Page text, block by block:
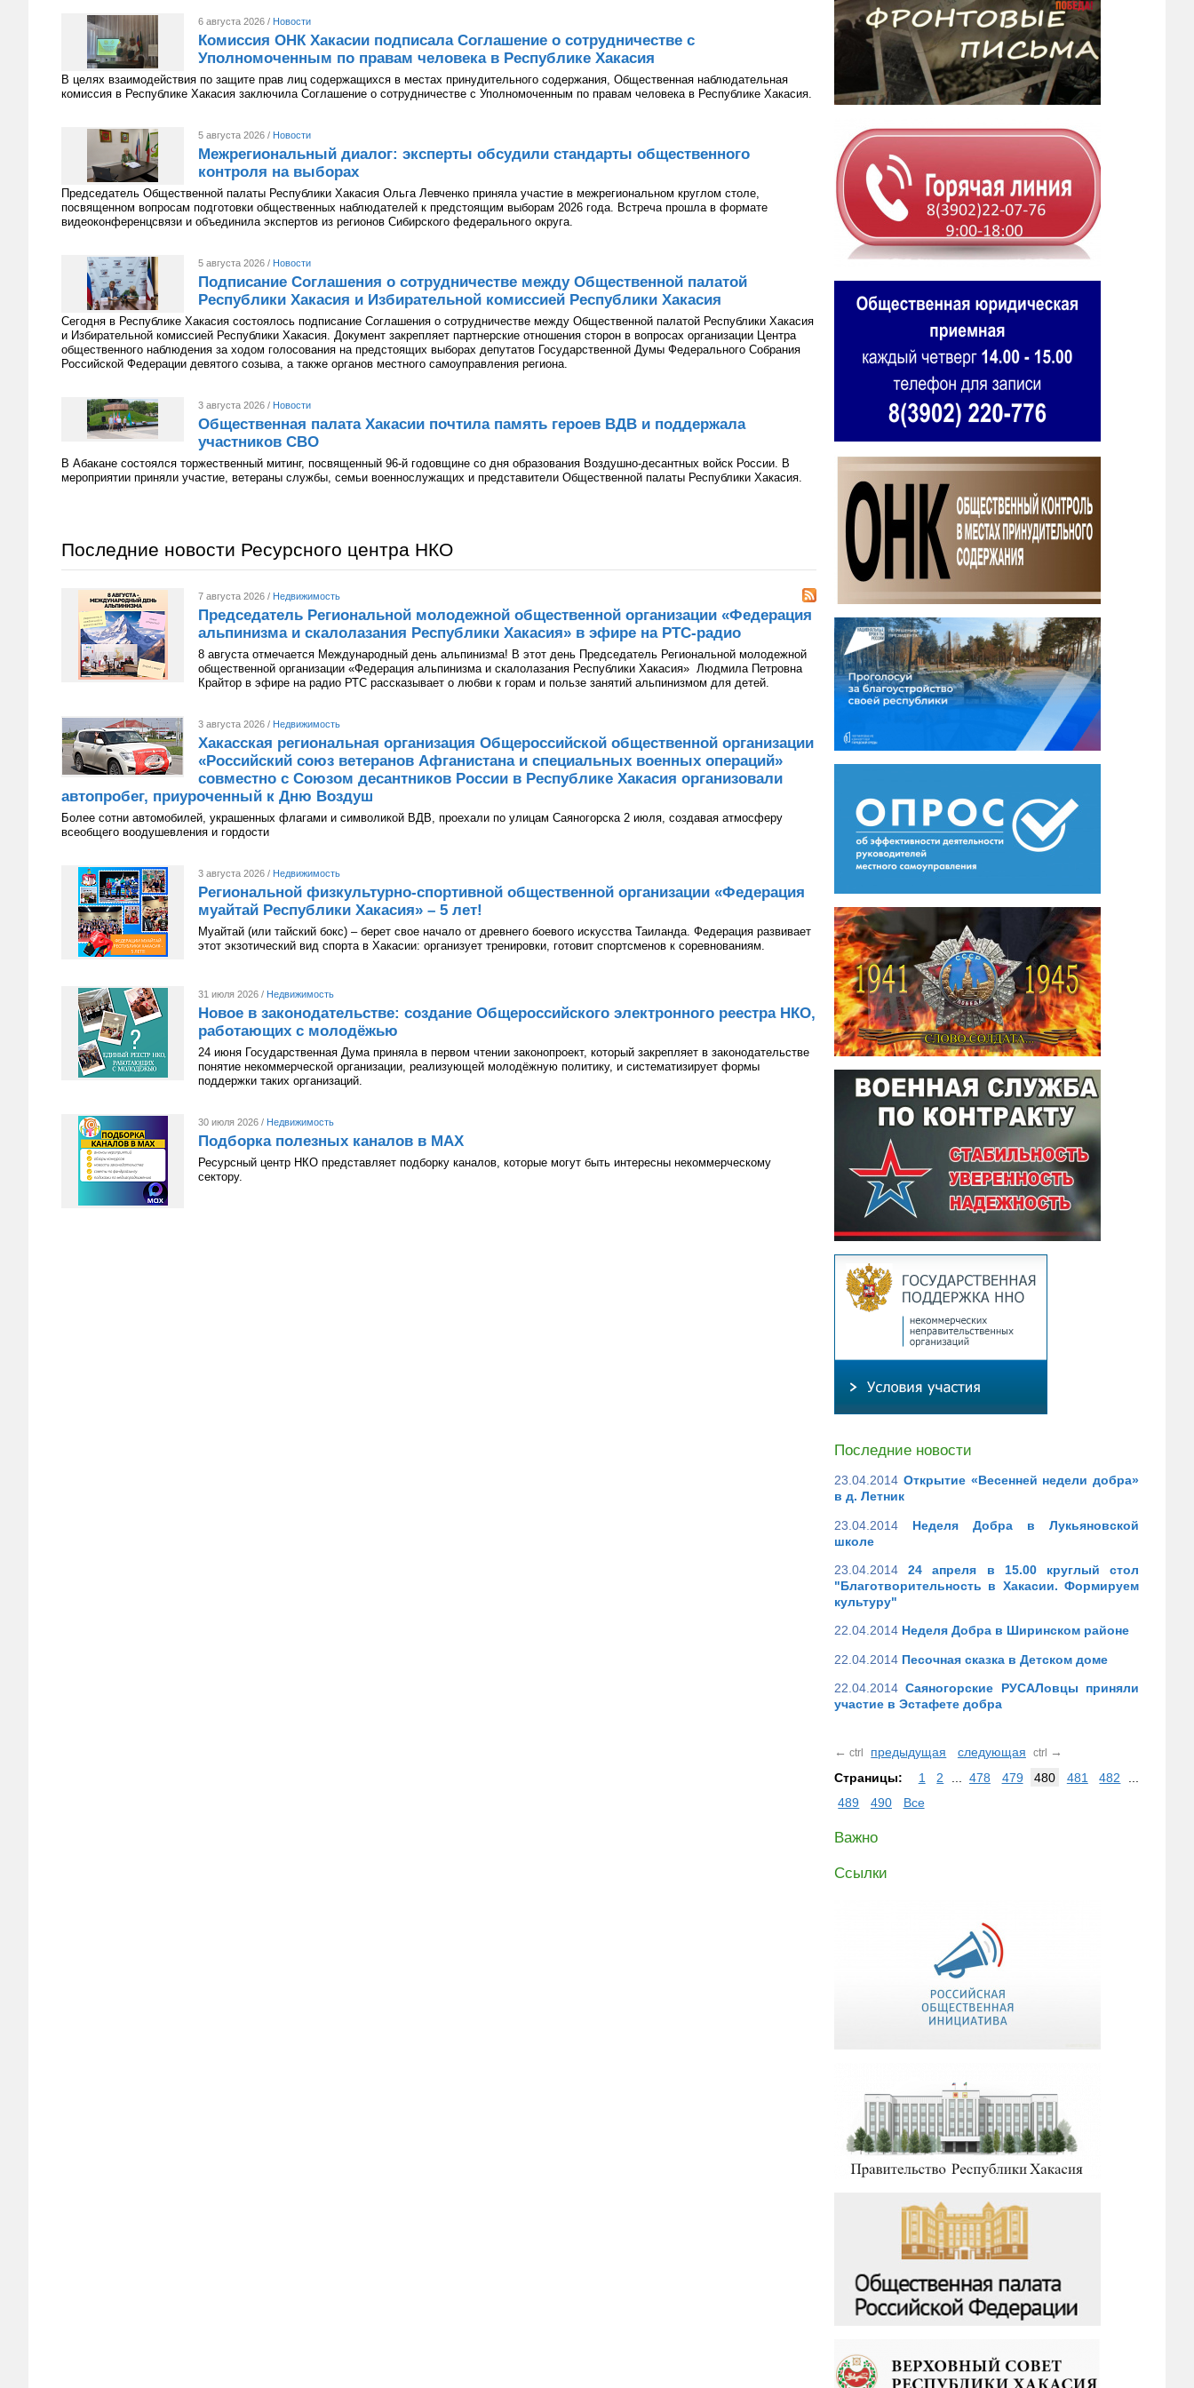
6 августа 2026 / Новости
Комиссия ОНК Хакасии подписала Соглашение о сотрудничестве с
Уполномоченным по правам человека в Республике Хакасия
В целях взаимодействия по защите прав лиц содержащихся в местах принудительного содержания, Общественная наблюдательная
комиссия в Республике Хакасия заключила Соглашение о сотрудничестве с Уполномоченным по правам человека в Республике Хакасия.
5 августа 2026 / Новости
Межрегиональный диалог: эксперты обсудили стандарты общественного
контроля на выборах
Председатель Общественной палаты Республики Хакасия Ольга Левченко приняла участие в межрегиональном круглом столе,
посвященном вопросам подготовки общественных наблюдателей к предстоящим выборам 2026 года. Встреча прошла в формате
видеоконференцсвязи и объединила экспертов из регионов Сибирского федерального округа.
5 августа 2026 / Новости
Подписание Соглашения о сотрудничестве между Общественной палатой
Республики Хакасия и Избирательной комиссией Республики Хакасия
Сегодня в Республике Хакасия состоялось подписание Соглашения о сотрудничестве между Общественной палатой Республики Хакасия
и Избирательной комиссией Республики Хакасия. Документ закрепляет партнерские отношения сторон в вопросах организации Центра
общественного наблюдения за ходом голосования на предстоящих выборах депутатов Государственной Думы Федерального Собрания
Российской Федерации девятого созыва, а также органов местного самоуправления региона.
3 августа 2026 / Новости
Общественная палата Хакасии почтила память героев ВДВ и поддержала
участников СВО
В Абакане состоялся торжественный митинг, посвященный 96-й годовщине со дня образования Воздушно-десантных войск России. В
мероприятии приняли участие, ветераны службы, семьи военнослужащих и представители Общественной палаты Республики Хакасия.
Последние новости Ресурсного центра НКО
7 августа 2026 / Недвижимость
Председатель Региональной молодежной общественной организации «Федерация
альпинизма и скалолазания Республики Хакасия» в эфире на РТС-радио
8 августа отмечается Международный день альпинизма! В этот день Председатель Региональной молодежной
общественной организации «Федерация альпинизма и скалолазания Республики Хакасия» Людмила Петровна
Крайтор в эфире на радио РТС рассказывает о любви к горам и пользе занятий альпинизмом для детей.
3 августа 2026 / Недвижимость
Хакасская региональная организация Общероссийской общественной организации
«Российский союз ветеранов Афганистана и специальных военных операций»
совместно с Союзом десантников России в Республике Хакасия организовали
автопробег, приуроченный к Дню Воздуш
Более сотни автомобилей, украшенных флагами и символикой ВДВ, проехали по улицам Саяногорска 2 июля, создавая атмосферу
всеобщего воодушевления и гордости
3 августа 2026 / Недвижимость
Региональной физкультурно-спортивной общественной организации «Федерация
муайтай Республики Хакасия» – 5 лет!
Муайтай (или тайский бокс) – берет свое начало от древнего боевого искусства Таиланда. Федерация развивает
этот экзотический вид спорта в Хакасии: организует тренировки, готовит спортсменов к соревнованиям.
31 июля 2026 / Недвижимость
Новое в законодательстве: создание Общероссийского электронного реестра НКО,
работающих с молодёжью
24 июня Государственная Дума приняла в первом чтении законопроект, который закрепляет в законодательстве
понятие некоммерческой организации, реализующей молодёжную политику, и систематизирует формы
поддержки таких организаций.
30 июля 2026 / Недвижимость
Подборка полезных каналов в МАХ
Ресурсный центр НКО представляет подборку каналов, которые могут быть интересны некоммерческому
сектору.
Последние новости
23.04.2014 Открытие «Весенней недели добра»
в д. Летник
23.04.2014
Неделя Добра в Лукьяновской
школе
23.04.2014
24 апреля в 15.00 круглый стол
"Благотворительность в Хакасии. Формируем
культуру"
22.04.2014 Неделя Добра в Ширинском районе
22.04.2014 Песочная сказка в Детском доме
22.04.2014 Саяногорские РУСАЛовцы приняли
участие в Эстафете добра
← ctrl предыдущая следующая ctrl →
Страницы:
1 2 478 479 480 481 482
489
490 Все
Важно
Ссылки